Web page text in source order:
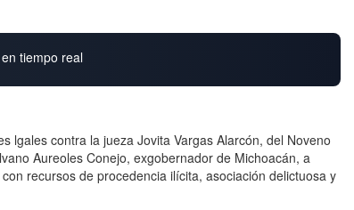
tiempo real
lgales contra la jueza Jovita Vargas Alarcón, del Noveno
Aureoles Conejo, exgobernador de Michoacán, a
recursos de procedencia ilícita, asociación delictuosa y